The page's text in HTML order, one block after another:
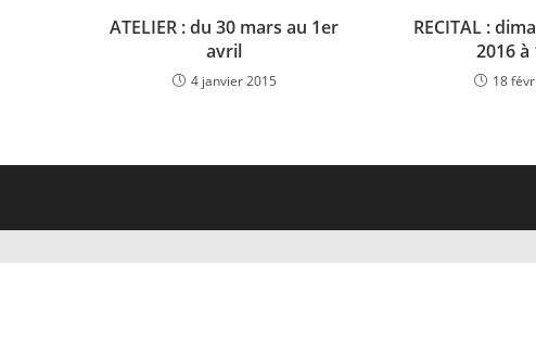
ATELIER : du 30 mars au 1er
avril
4 janvier 2015
RECITAL :
2016 à
18